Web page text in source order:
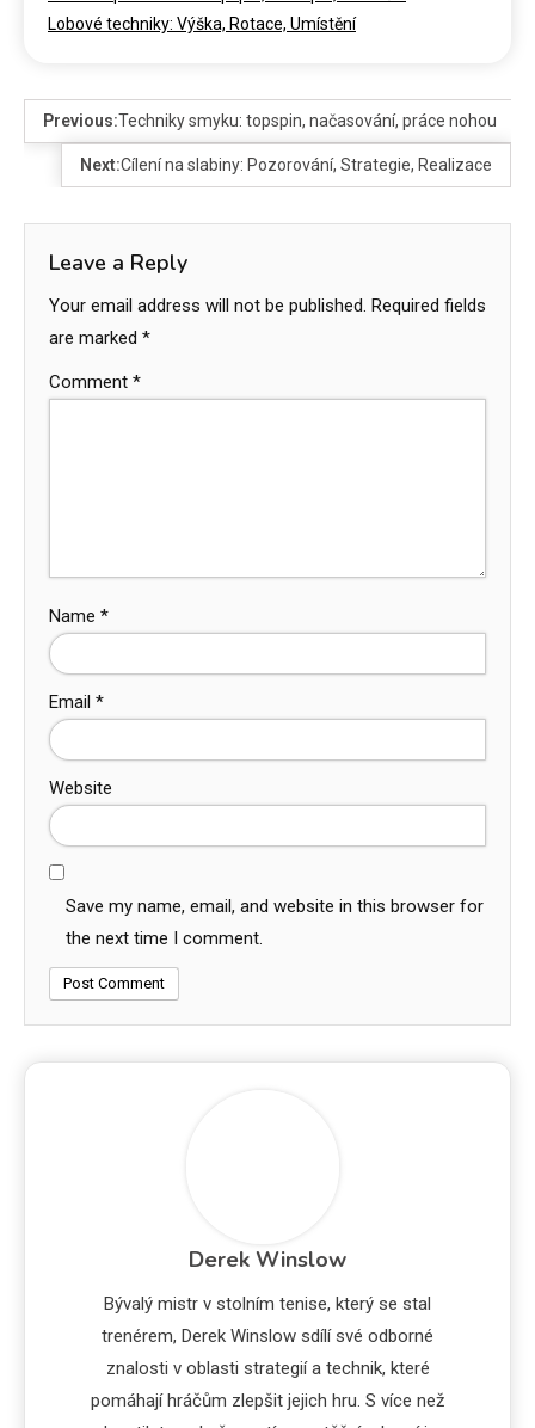
Lobové techniky: Výška, Rotace, Umístění
Previous:Techniky smyku: topspin, načasování, práce nohou
Next:Cílení na slabiny: Pozorování, Strategie, Realizace
Leave a Reply
Your email address will not be published. Required fields
are marked *
Comment *
Name *
Email *
Website
Save my name, email, and website in this browser for
the next time I comment.
Derek Winslow
Bývalý mistr v stolním tenise, který se stal
trenérem, Derek Winslow sdílí své odborné
znalosti v oblasti strategií a technik, které
pomáhají hráčům zlepšit jejich hru. S více než